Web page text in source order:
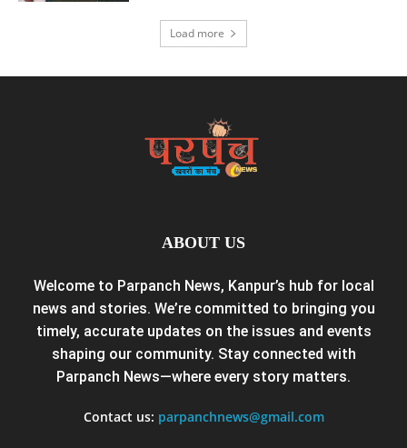
Load more
ABOUT US
Welcome to Parpanch News, Kanpur’s hub for local
news and stories. We’re committed to bringing you
timely, accurate updates on the issues and events
shaping our community. Stay connected with
Parpanch News—where every story matters.
Contact us: parpanchnews@gmail.com